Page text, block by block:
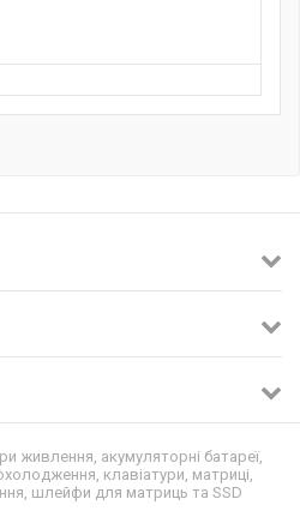
живлення, акумуляторні батареї,
клавіатури, матриці,
шлейфи для матриць та SSD